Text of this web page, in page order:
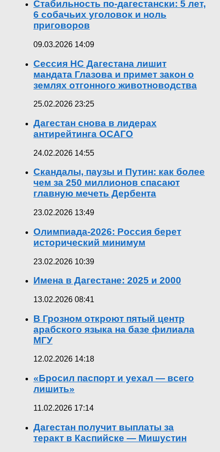
Стабильность по-дагестански: 5 лет,
6 собачьих уголовок и ноль
приговоров
09.03.2026 14:09
Сессия НС Дагестана лишит
мандата Глазова и примет закон о
землях отгонного животноводства
25.02.2026 23:25
Дагестан снова в лидерах
антирейтинга ОСАГО
24.02.2026 14:55
Скандалы, паузы и Путин: как более
чем за 250 миллионов спасают
главную мечеть Дербента
23.02.2026 13:49
Олимпиада-2026: Россия берет
исторический минимум
23.02.2026 10:39
Имена в Дагестане: 2025 и 2000
13.02.2026 08:41
В Грозном откроют пятый центр
арабского языка на базе филиала
МГУ
12.02.2026 14:18
«Бросил паспорт и уехал — всего
лишить»
11.02.2026 17:14
Дагестан получит выплаты за
теракт в Каспийске — Мишустин